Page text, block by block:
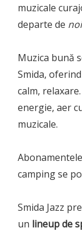
muzicale
departe de
Muzica bună
Smida,
calm,
energie, aer
muzicale.
camping se
Smida Jazz
un lineup de